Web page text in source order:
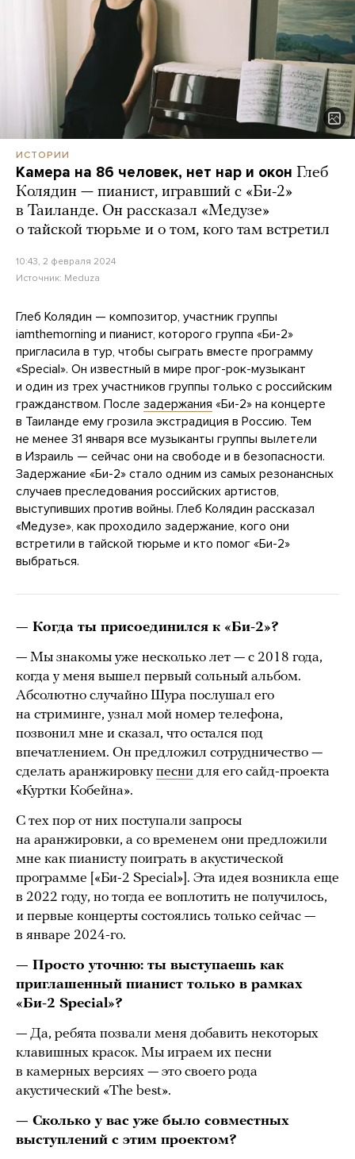
ИСТОРИИ
Камера на 86 человек, нет нар и окон Глеб
Колядин — пианист, игравший с «Би-2»
в Таиланде. Он рассказал «Медузе»
о тайской тюрьме и о том, кого там встретил
10:43, 2 февраля 2024
Источник: Meduza
Глеб Колядин — композитор, участник группы
iamthemorning и пианист, которого группа «Би-2»
пригласила в тур, чтобы сыграть вместе программу
«Special». Он известный в мире прог-рок-музыкант
и один из трех участников группы только с российским
гражданством. После задержания «Би-2» на концерте
в Таиланде ему грозила экстрадиция в Россию. Тем
не менее 31 января все музыканты группы вылетели
в Израиль — сейчас они на свободе и в безопасности.
Задержание «Би-2» стало одним из самых резонансных
случаев преследования российских артистов,
выступивших против войны. Глеб Колядин рассказал
«Медузе», как проходило задержание, кого они
встретили в тайской тюрьме и кто помог «Би-2»
выбраться.
— Когда ты присоединился к «Би-2»?
— Мы знакомы уже несколько лет — с 2018 года,
когда у меня вышел первый сольный альбом.
Абсолютно случайно Шура послушал его
на стриминге, узнал мой номер телефона,
позвонил мне и сказал, что остался под
впечатлением. Он предложил сотрудничество —
сделать аранжировкупесни для его сайд-проекта
«Куртки Кобейна».
С тех пор от них поступали запросы
на аранжировки, а со временем они предложили
мне как пианисту поиграть в акустической
программе [«Би-2 Special»]. Эта идея возникла еще
в 2022 году, но тогда ее воплотить не получилось,
и первые концерты состоялись только сейчас —
в январе 2024-го.
— Просто уточню: ты выступаешь как
приглашенный пианист только в рамках
«Би-2 Special»?
— Да, ребята позвали меня добавить некоторых
клавишных красок. Мы играем их песни
в камерных версиях — это своего рода
акустический «The best».
— Сколько у вас уже было совместных
выступлений с этим проектом?